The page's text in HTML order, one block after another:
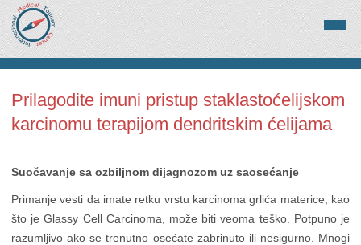
Prilagodite imuni pristup staklastoćelijskom
karcinomu terapijom dendritskim ćelijama
Suočavanje sa ozbiljnom dijagnozom uz saosećanje
Primanje vesti da imate retku vrstu karcinoma grlića materice, kao
što je Glassy Cell Carcinoma, može biti veoma teško. Potpuno je
razumljivo ako se trenutno osećate zabrinuto ili nesigurno. Mnogi